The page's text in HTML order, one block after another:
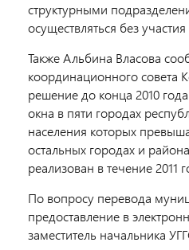
структурными
осуществляться без участия
Также Альбина Власова
координационного совета
решение до конца 2010
окна в пяти городах
населения которых
остальных городах и
реализован в течение 2011
По вопросу перевода
предоставление в
заместитель начальника